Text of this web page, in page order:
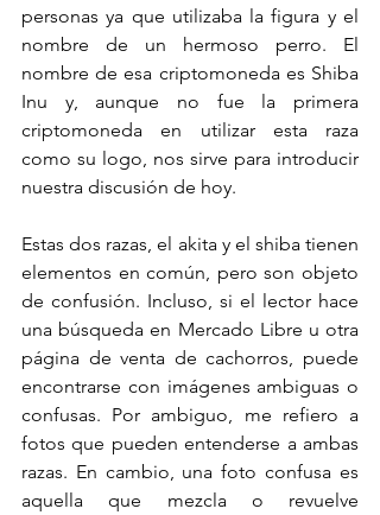
personas ya que utilizaba la figura y el
nombre de un hermoso perro. El
nombre de esa criptomoneda es Shiba
Inu y, aunque no fue la primera
criptomoneda en utilizar esta raza
como su logo, nos sirve para introducir
nuestra discusión de hoy.
Estas dos razas, el akita y el shiba tienen
elementos en común, pero son objeto
de confusión. Incluso, si el lector hace
una búsqueda en Mercado Libre u otra
página de venta de cachorros, puede
encontrarse con imágenes ambiguas o
confusas. Por ambiguo, me refiero a
fotos que pueden entenderse a ambas
razas. En cambio, una foto confusa es
aquella que mezcla o revuelve